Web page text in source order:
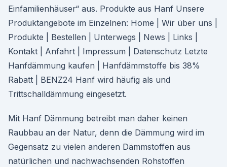
Einfamilienhäuser“ aus. Produkte aus Hanf Unsere
Produktangebote im Einzelnen: Home | Wir über uns |
Produkte | Bestellen | Unterwegs | News | Links |
Kontakt | Anfahrt | Impressum | Datenschutz Letzte
Hanfdämmung kaufen | Hanfdämmstoffe bis 38%
Rabatt | BENZ24 Hanf wird häufig als und
Trittschalldämmung eingesetzt.
Mit Hanf Dämmung betreibt man daher keinen
Raubbau an der Natur, denn die Dämmung wird im
Gegensatz zu vielen anderen Dämmstoffen aus
natürlichen und nachwachsenden Rohstoffen